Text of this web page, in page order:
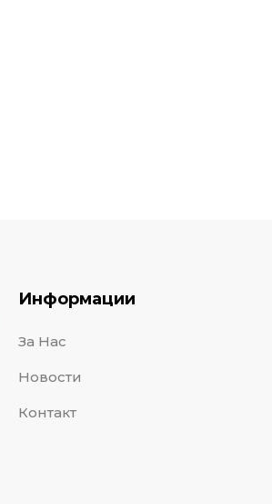
Информации
За Нас
Новости
Контакт